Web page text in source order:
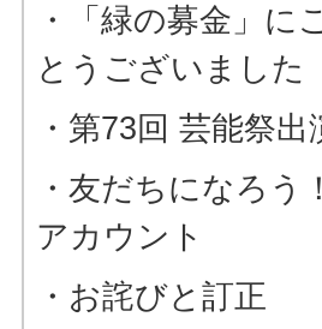
・「緑の募金」に
とうございました
・第73回 芸能祭
・友だちになろう
アカウント
・お詫びと訂正